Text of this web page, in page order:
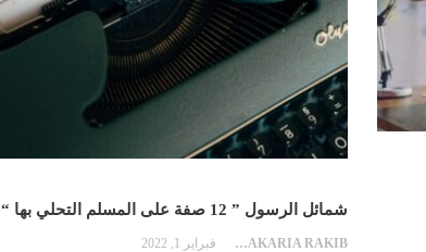
شمائل الرسول ” 12 صفة على المسلم التحلي بها “
ZAKARIA RAKIB فبراير 1, 2022